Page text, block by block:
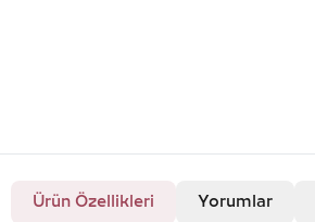
Ürün Özellikleri Yorumlar